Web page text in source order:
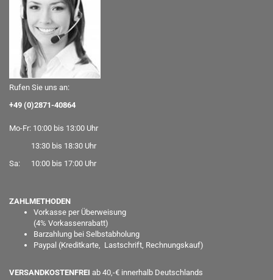
Rufen Sie uns an:
+49 (0)2871-40864
Mo-Fr: 10:00 bis 13:00 Uhr
13:30 bis 18:30 Uhr
Sa: 10:00 bis 17:00 Uhr
ZAHLMETHODEN
Vorkasse per Überweisung
(4% Vorkassenrabatt)
Barzahlung bei Selbstabholung
Paypal (Kreditkarte, Lastschrift, Rechnungskauf)
VERSANDKOSTENFREI ab 40,-€ innerhalb Deutschlands